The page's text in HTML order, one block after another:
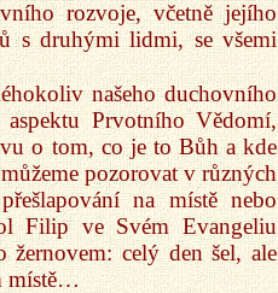
rozvoje, včetně jejího
s druhými lidmi, se všemi
našeho duchovního
Prvotního Vědomí,
o tom, co je to Bůh a kde
pozorovat v různých
na místě nebo
Filip ve Svém Evangeliu
žernovem: celý den šel, ale
místě…